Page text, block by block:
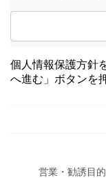
個人情報保護方針
へ進む」ボタンを
営業・勧誘目